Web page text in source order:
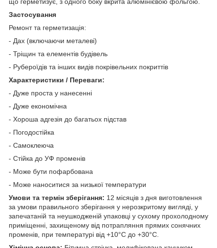
Застосування
Ремонт та герметизація:
- Дах (включаючи металеві)
- Тріщин та елементів будівель
- Рубероїдів та інших видів покрівельних покриттів
Характеристики / Переваги:
- Дуже проста у нанесенні
- Дуже економічна
- Хороша адгезія до багатьох підстав
- Погодостійка
- Самоклеюча
- Стійка до УФ променів
- Може бути пофарбована
- Може наноситися за низької температури
Умови та термін зберігання: 12 місяців з дня виготовлення
за умови правильного зберігання у нерозкритому вигляді, у
запечатаній та неушкодженій упаковці у сухому прохолодному
приміщенні, захищеному від потрапляння прямих сонячних
променів, при температурі від +10°C до +30°C.